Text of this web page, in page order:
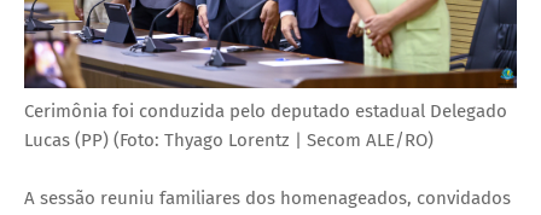
Cerimônia foi conduzida pelo deputado estadual Delegado
Lucas (PP) (Foto: Thyago Lorentz | Secom ALE/RO)
A sessão reuniu familiares dos homenageados, convidados